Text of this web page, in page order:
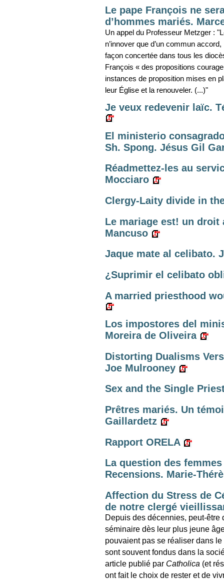
Le pape François ne
d’hommes mariés.
Un appel du Professeur Metzger :
n’innover que d’un commun
façon concertée dans tous les
François « des propositions
instances de proposition mises en
leur Église et la renouveler. (...)"
Je veux redevenir laïc.
El ministerio
Sh. Spong. Jésus Gil
Réadmettez-les au
Mocciaro
Clergy-Laity divide in
Le mariage est! un
Mancuso
Jaque mate al celibato.
¿Suprimir el celibato
A married priesthood
Los impostores del
Moreira de Oliveira
Distorting Dualisms
Joe Mulrooney
Sex and the Single
Prêtres mariés. Un
Gaillardetz
Rapport ORELA
La question des
Recensions. Marie-
Affection du Stress de
de notre clergé
Depuis des décennies, peut-
séminaire dès leur plus jeune
pouvaient pas se réaliser dans
sont souvent fondus dans la
article publié par Catholica (et
ont fait le choix de rester et de